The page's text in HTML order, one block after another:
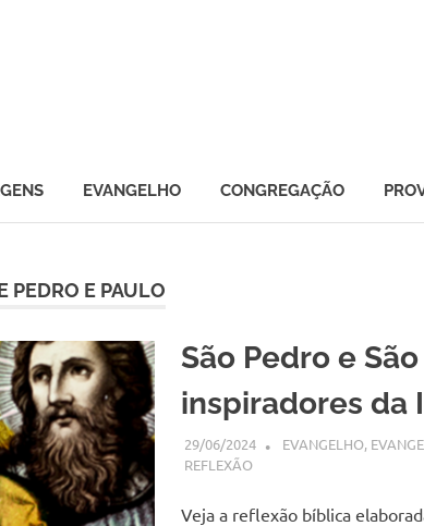
EVANGELHO CONGREGAÇÃO
PEDRO E PAULO
São Pedro e
inspiradores da
29/06/2024 SSPS BRASIL
EVANGELHO,
REFLEXÃO
Veja a reflexão bíblica